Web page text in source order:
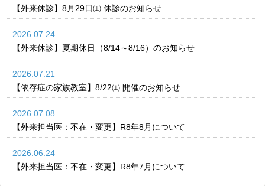
【外来休診】8月29日㈯ 休診のお知らせ
2026.07.24
【外来休診】夏期休日（8/14～8/16）のお知らせ
2026.07.21
【依存症の家族教室】8/22㈯ 開催のお知らせ
2026.07.08
【外来担当医：不在・変更】R8年8月について
2026.06.24
【外来担当医：不在・変更】R8年7月について